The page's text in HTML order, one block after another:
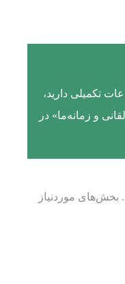
تکمیلی دارید،
و زمانه‌ما» در
بخش‌های موردنیاز